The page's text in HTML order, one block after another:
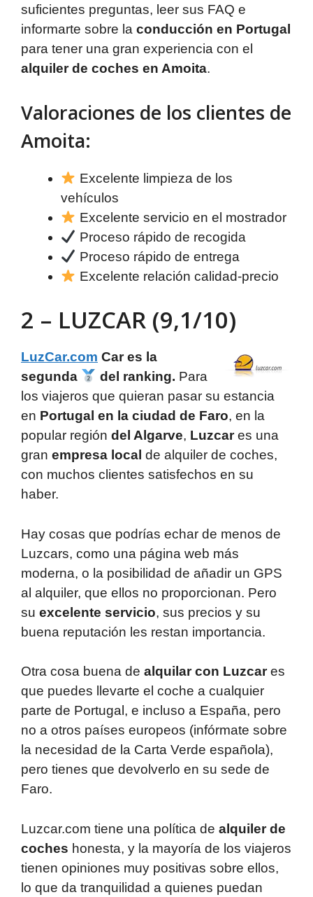
suficientes preguntas, leer sus FAQ e
informarte sobre la conducción en Portugal
para tener una gran experiencia con el
alquiler de coches en Amoita.
Valoraciones de los clientes de
Amoita:
Excelente limpieza de los
vehículos
Excelente servicio en el mostrador
Proceso rápido de recogida
Proceso rápido de entrega
Excelente relación calidad-precio
2 – LUZCAR (9,1/10)
LuzCar.com Car es la
segunda
del ranking. Para
los viajeros que quieran pasar su estancia
en Portugal en la ciudad de Faro, en la
popular región del Algarve, Luzcares una
gran empresa local de alquiler de coches,
con muchos clientes satisfechos en su
haber.
Hay cosas que podrías echar de menos de
Luzcars, como una página web más
moderna, o la posibilidad de añadir un GPS
al alquiler, que ellos no proporcionan. Pero
su excelente servicio, sus precios y su
buena reputación les restan importancia.
Otra cosa buena de alquilar con Luzcares
que puedes llevarte el coche a cualquier
parte de Portugal, e incluso a España, pero
no a otros países europeos (infórmate sobre
la necesidad de la Carta Verde española),
pero tienes que devolverlo en su sede de
Faro.
Luzcar.com tiene una política de alquiler de
coches honesta, y la mayoría de los viajeros
tienen opiniones muy positivas sobre ellos,
lo que da tranquilidad a quienes puedan